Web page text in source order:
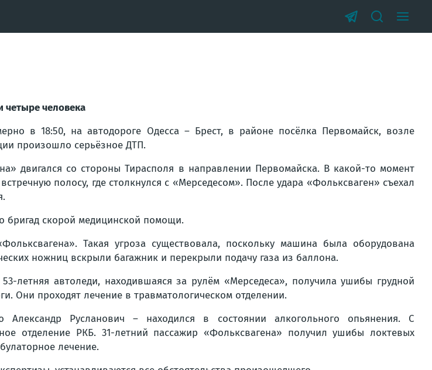
четыре человека
в 18:50, на автодороге Одесса – Брест, в районе посёлка Первомайск, возле
произошло серьёзное ДТП.
двигался со стороны Тирасполя в направлении Первомайска. В какой-то момент
полосу, где столкнулся с «Мерседесом». После удара «Фольксваген» съехал
бригад скорой медицинской помощи.
Такая угроза существовала, поскольку машина была оборудована
ножниц вскрыли багажник и перекрыли подачу газа из баллона.
летняя автоледи, находившаяся за рулём «Мерседеса», получила ушибы грудной
Они проходят лечение в травматологическом отделении.
Александр Русланович – находился в состоянии алкогольного опьянения. С
отделение РКБ. 31-летний пассажир «Фольксвагена» получил ушибы локтевых
лечение.